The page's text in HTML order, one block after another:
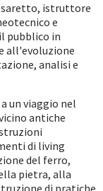
istruttore
e
pubblico in
all'evoluzione
analisi e
un viaggio nel
antiche
di living
del ferro,
pietra, alla